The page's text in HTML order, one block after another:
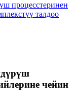
процесстеринен
талдоо
чейин